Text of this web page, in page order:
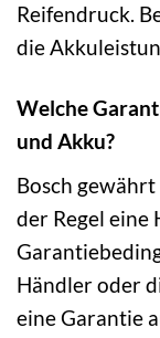
Reifendruck.
die
Welche
und Akku?
Bosch
der Regel eine
Händler oder
eine Garantie